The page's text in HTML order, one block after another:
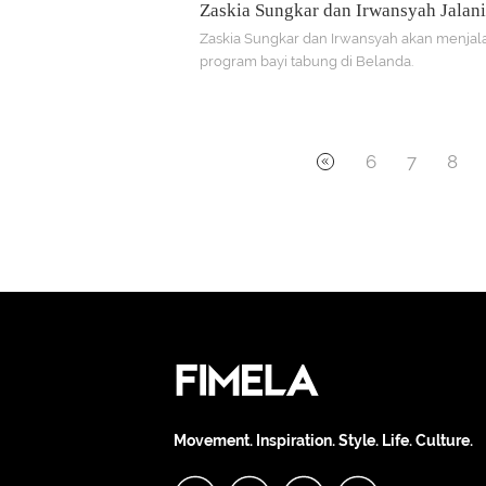
Zaskia Sungkar dan Irwansyah
Bayi Tabung di Amsterdam
Zaskia Sungkar dan Irwansyah akan
program bayi tabung di Belanda.
6 7 8
Movement. Inspiration. Style. Life. Culture.